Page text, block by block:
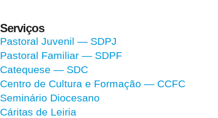
Serviços
Pastoral Juvenil — SDPJ
Pastoral Familiar — SDPF
Catequese — SDC
Centro de Cultura e Formação — CCFC
Seminário Diocesano
Cáritas de Leiria